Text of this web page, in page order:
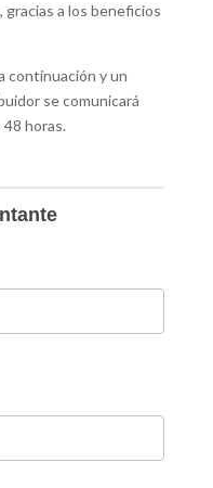
a los beneficios
continuación y un
se comunicará
horas.